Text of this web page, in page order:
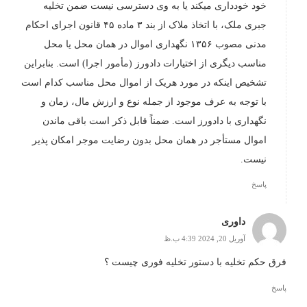
خود خودداری میکند یا به وی دسترسی نیست ضمن تخلیه
جبری ملک، با اتخاذ ملاک از بند ۳ ماده ۴۵ قانون اجرای احکام
مدنی مصوب ۱۳۵۶ نگهداری اموال در همان محل یا محل
مناسب دیگری از اختیارات دادورز (مأمور اجرا) است. بنابراین
تشخیص اینکه در مورد هریک از اموال محل مناسب کدام است
با توجه به عرف موجود از جمله نوع و ارزش مال، زمان و
نگهداری با دادورز است. ضمناً قابل ذکر است باقی ماندن
اموال مستأجر در همان محل بدون رضایت موجر امکان پذیر
نیست.
پاسخ
داوری
آوریل 20, 2024 4:39 ب.ظ
فرق حکم تخلیه با دستور تخلیه فوری چیست ؟
پاسخ